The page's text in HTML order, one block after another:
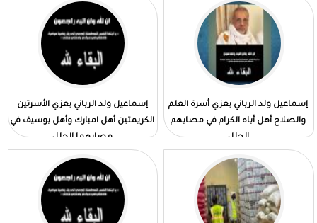
إسماعيل ولد الرباني يعزي أسرة العلم
والصلاح أهل أباه الكرام في مصابهم
الجلل
إسماعيل ولد الرباني يعزي الأسرتين
الكريمتين أهل امبارك وأهل بوسيف في
مصابهما الجلل